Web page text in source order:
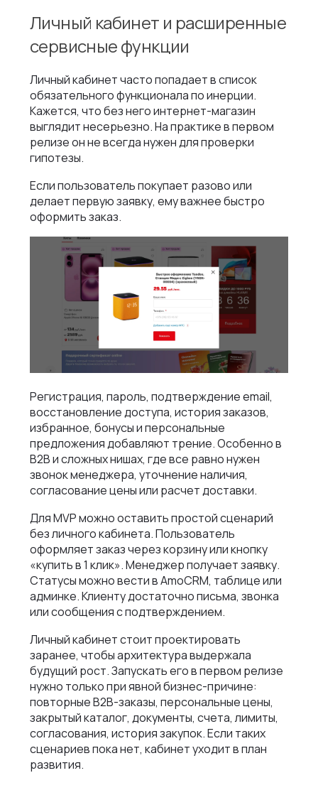
Личный кабинет и расширенные
сервисные функции
Личный кабинет часто попадает в список
обязательного функционала по инерции.
Кажется, что без него интернет-магазин
выглядит несерьезно. На практике в первом
релизе он не всегда нужен для проверки
гипотезы.
Если пользователь покупает разово или
делает первую заявку, ему важнее быстро
оформить заказ.
Регистрация, пароль, подтверждение email,
восстановление доступа, история заказов,
избранное, бонусы и персональные
предложения добавляют трение. Особенно в
B2B и сложных нишах, где все равно нужен
звонок менеджера, уточнение наличия,
согласование цены или расчет доставки.
Для MVP можно оставить простой сценарий
без личного кабинета. Пользователь
оформляет заказ через корзину или кнопку
«купить в 1 клик». Менеджер получает заявку.
Статусы можно вести в AmoCRM, таблице или
админке. Клиенту достаточно письма, звонка
или сообщения с подтверждением.
Личный кабинет стоит проектировать
заранее, чтобы архитектура выдержала
будущий рост. Запускать его в первом релизе
нужно только при явной бизнес-причине:
повторные B2B-заказы, персональные цены,
закрытый каталог, документы, счета, лимиты,
согласования, история закупок. Если таких
сценариев пока нет, кабинет уходит в план
развития.